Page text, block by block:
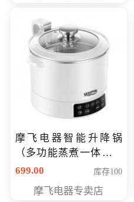
摩飞电器智能升降锅
（多功能蒸煮一体锅）
（智能升降养生锅） 会
699.00 库存100
摩飞电器专卖店